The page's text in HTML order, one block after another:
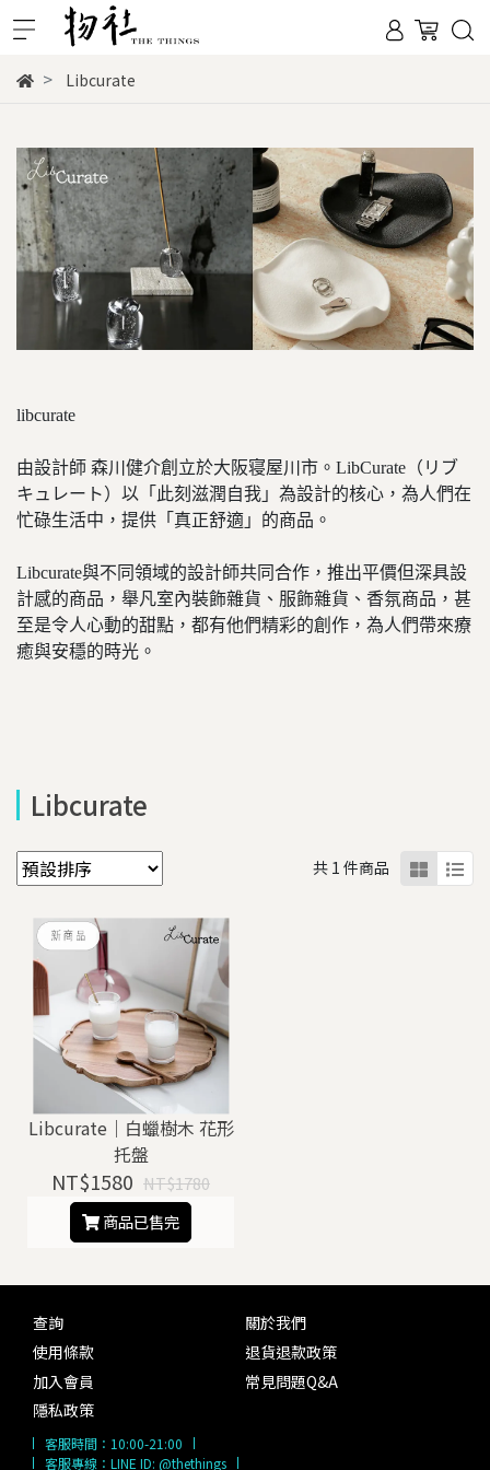
Libcurate
libcurate
由設計師 森川健介創立於大阪寝屋川市。LibCurate（リブ
キュレート）以「此刻滋潤自我」為設計的核心，為人們在
忙碌生活中，提供「真正舒適」的商品。
Libcurate與不同領域的設計師共同合作，推出平價但深具設
計感的商品，舉凡室內裝飾雜貨、服飾雜貨、香氛商品，甚
至是令人心動的甜點，都有他們精彩的創作，為人們帶來療
癒與安穩的時光。
Libcurate
共 1 件商品
Libcurate｜白蠟樹木 花形
托盤
NT$1580 NT$1780
商品已售完
查詢
關於我們
使用條款
退貨退款政策
加入會員
常見問題Q&A
隱私政策
客服時間： 10:00-21:00
客服專線： LINE ID: @thethings